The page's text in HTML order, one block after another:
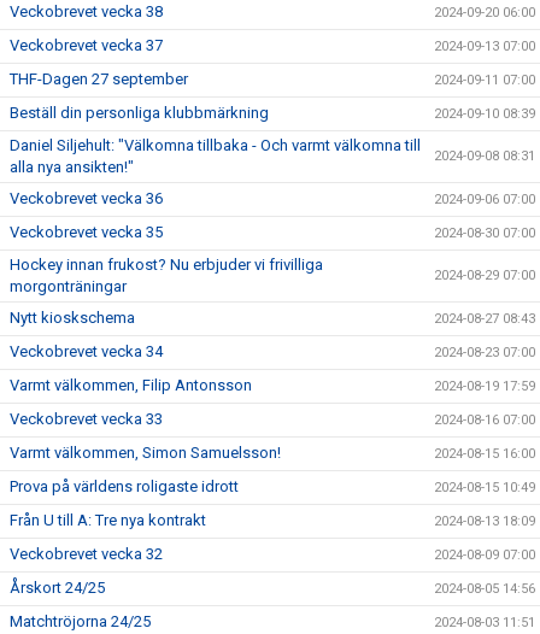
Veckobrevet vecka 38 2024-09-20 06:00
Veckobrevet vecka 37 2024-09-13 07:00
THF-Dagen 27 september 2024-09-11 07:00
Beställ din personliga klubbmärkning 2024-09-10 08:39
Daniel Siljehult: "Välkomna tillbaka - Och varmt välkomna till
alla nya ansikten!"
2024-09-08 08:31
Veckobrevet vecka 36 2024-09-06 07:00
Veckobrevet vecka 35 2024-08-30 07:00
Hockey innan frukost? Nu erbjuder vi frivilliga
morgonträningar
2024-08-29 07:00
Nytt kioskschema 2024-08-27 08:43
Veckobrevet vecka 34 2024-08-23 07:00
Varmt välkommen, Filip Antonsson 2024-08-19 17:59
Veckobrevet vecka 33 2024-08-16 07:00
Varmt välkommen, Simon Samuelsson! 2024-08-15 16:00
Prova på världens roligaste idrott 2024-08-15 10:49
Från U till A: Tre nya kontrakt 2024-08-13 18:09
Veckobrevet vecka 32 2024-08-09 07:00
Årskort 24/25 2024-08-05 14:56
Matchtröjorna 24/25 2024-08-03 11:51